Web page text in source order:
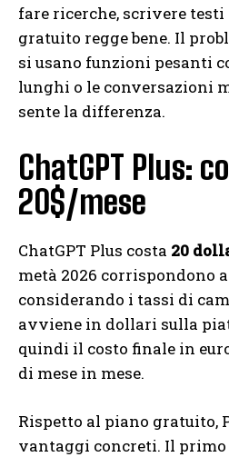
fare ricerche, scrivere
gratuito regge bene. Il
si usano funzioni pesanti
lunghi o le conversazioni
sente la differenza.
ChatGPT Plus:
20$/mese
ChatGPT Plus costa 20
metà 2026 corrispondono a
considerando i tassi di
avviene in dollari sulla
quindi il costo finale in
di mese in mese.
Rispetto al piano gratuito,
vantaggi concreti. Il primo